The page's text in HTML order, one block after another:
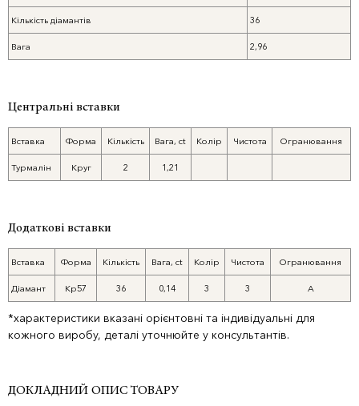
Кількість діамантів 36
Вага 2,96
Центральні вставки
Вставка Форма Кількість Вага, ct Колір Чистота Огранювання
Турмалін Круг 2 1,21
Додаткові вставки
Вставка Форма Кількість Вага, ct Колір Чистота Огранювання
Діамант Кр57 36 0,14 3 3 А
*характеристики вказані орієнтовні та індивідуальні для
кожного виробу, деталі уточнюйте у консультантів.
ДОКЛАДНИЙ ОПИС ТОВАРУ